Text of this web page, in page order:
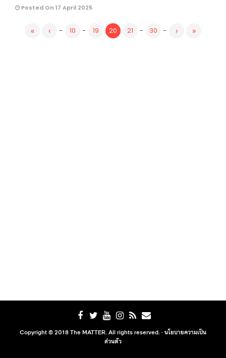
Posted On 17 April 2025
« ‹ - 10 - 19 20 21 - 30 - › »
Copyright © 2018 The MATTER. All rights reserved. ·นโยบายความเป็น
ส่วนตัว